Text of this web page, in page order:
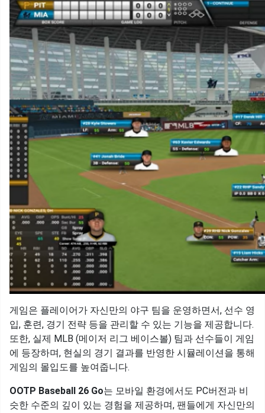
게임은 플레이어가 자신만의 야구 팀을 운영하면서, 선수 영
입, 훈련, 경기 전략 등을 관리할 수 있는 기능을 제공합니다.
또한, 실제 MLB (메이저 리그 베이스볼) 팀과 선수들이 게임
에 등장하며, 현실의 경기 결과를 반영한 시뮬레이션을 통해
게임의 몰입도를 높여줍니다.
OOTP Baseball 26 Go는 모바일 환경에서도 PC버전과 비
슷한 수준의 깊이 있는 경험을 제공하며, 팬들에게 자신만의